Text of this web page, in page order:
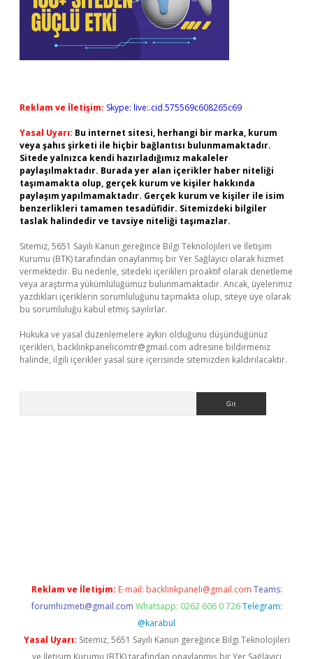
Reklam ve İletişim: Skype: live:.cid.575569c608265c69
Yasal Uyarı: Bu internet sitesi, herhangi bir marka, kurum
veya şahıs şirketi ile hiçbir bağlantısı bulunmamaktadır.
Sitede yalnızca kendi hazırladığımız makaleler
paylaşılmaktadır. Burada yer alan içerikler haber niteliği
taşımamakta olup, gerçek kurum ve kişiler hakkında
paylaşım yapılmamaktadır. Gerçek kurum ve kişiler ile isim
benzerlikleri tamamen tesadüfidir. Sitemizdeki bilgiler
taslak halindedir ve tavsiye niteliği taşımazlar.
Sitemiz, 5651 Sayılı Kanun gereğince Bilgi Teknolojileri ve İletişim
Kurumu (BTK) tarafından onaylanmış bir Yer Sağlayıcı olarak hizmet
vermektedir. Bu nedenle, sitedeki içerikleri proaktif olarak denetleme
veya araştırma yükümlülüğümüz bulunmamaktadır. Ancak, üyelerimiz
yazdıkları içeriklerin sorumluluğunu taşımakta olup, siteye üye olarak
bu sorumluluğu kabul etmiş sayılırlar.
Hukuka ve yasal düzenlemelere aykırı olduğunu düşündüğünüz
içerikleri, backlinkpanelicomtr@gmail.com adresine bildirmeniz
halinde, ilgili içerikler yasal süre içerisinde sitemizden kaldırılacaktır.
Reklam ve İletişim: E-mail: backlinkpaneli@gmail.com Teams:
forumhizmeti@gmail.com Whatsapp: 0262 606 0 726 Telegram:
@karabul
Yasal Uyarı: Sitemiz, 5651 Sayılı Kanun gereğince Bilgi Teknolojileri
ve İletişim Kurumu (BTK) tarafından onaylanmış bir Yer Sağlayıcı